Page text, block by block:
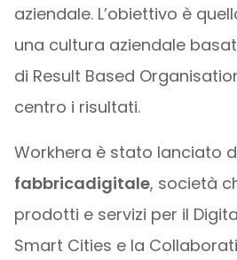
aziendale. L’obiettivo è
una cultura aziendale
di Result Based
centro i risultati.
Workhera è stato lanciato
fabbricadigitale, società
prodotti e servizi per il
Smart Cities e la